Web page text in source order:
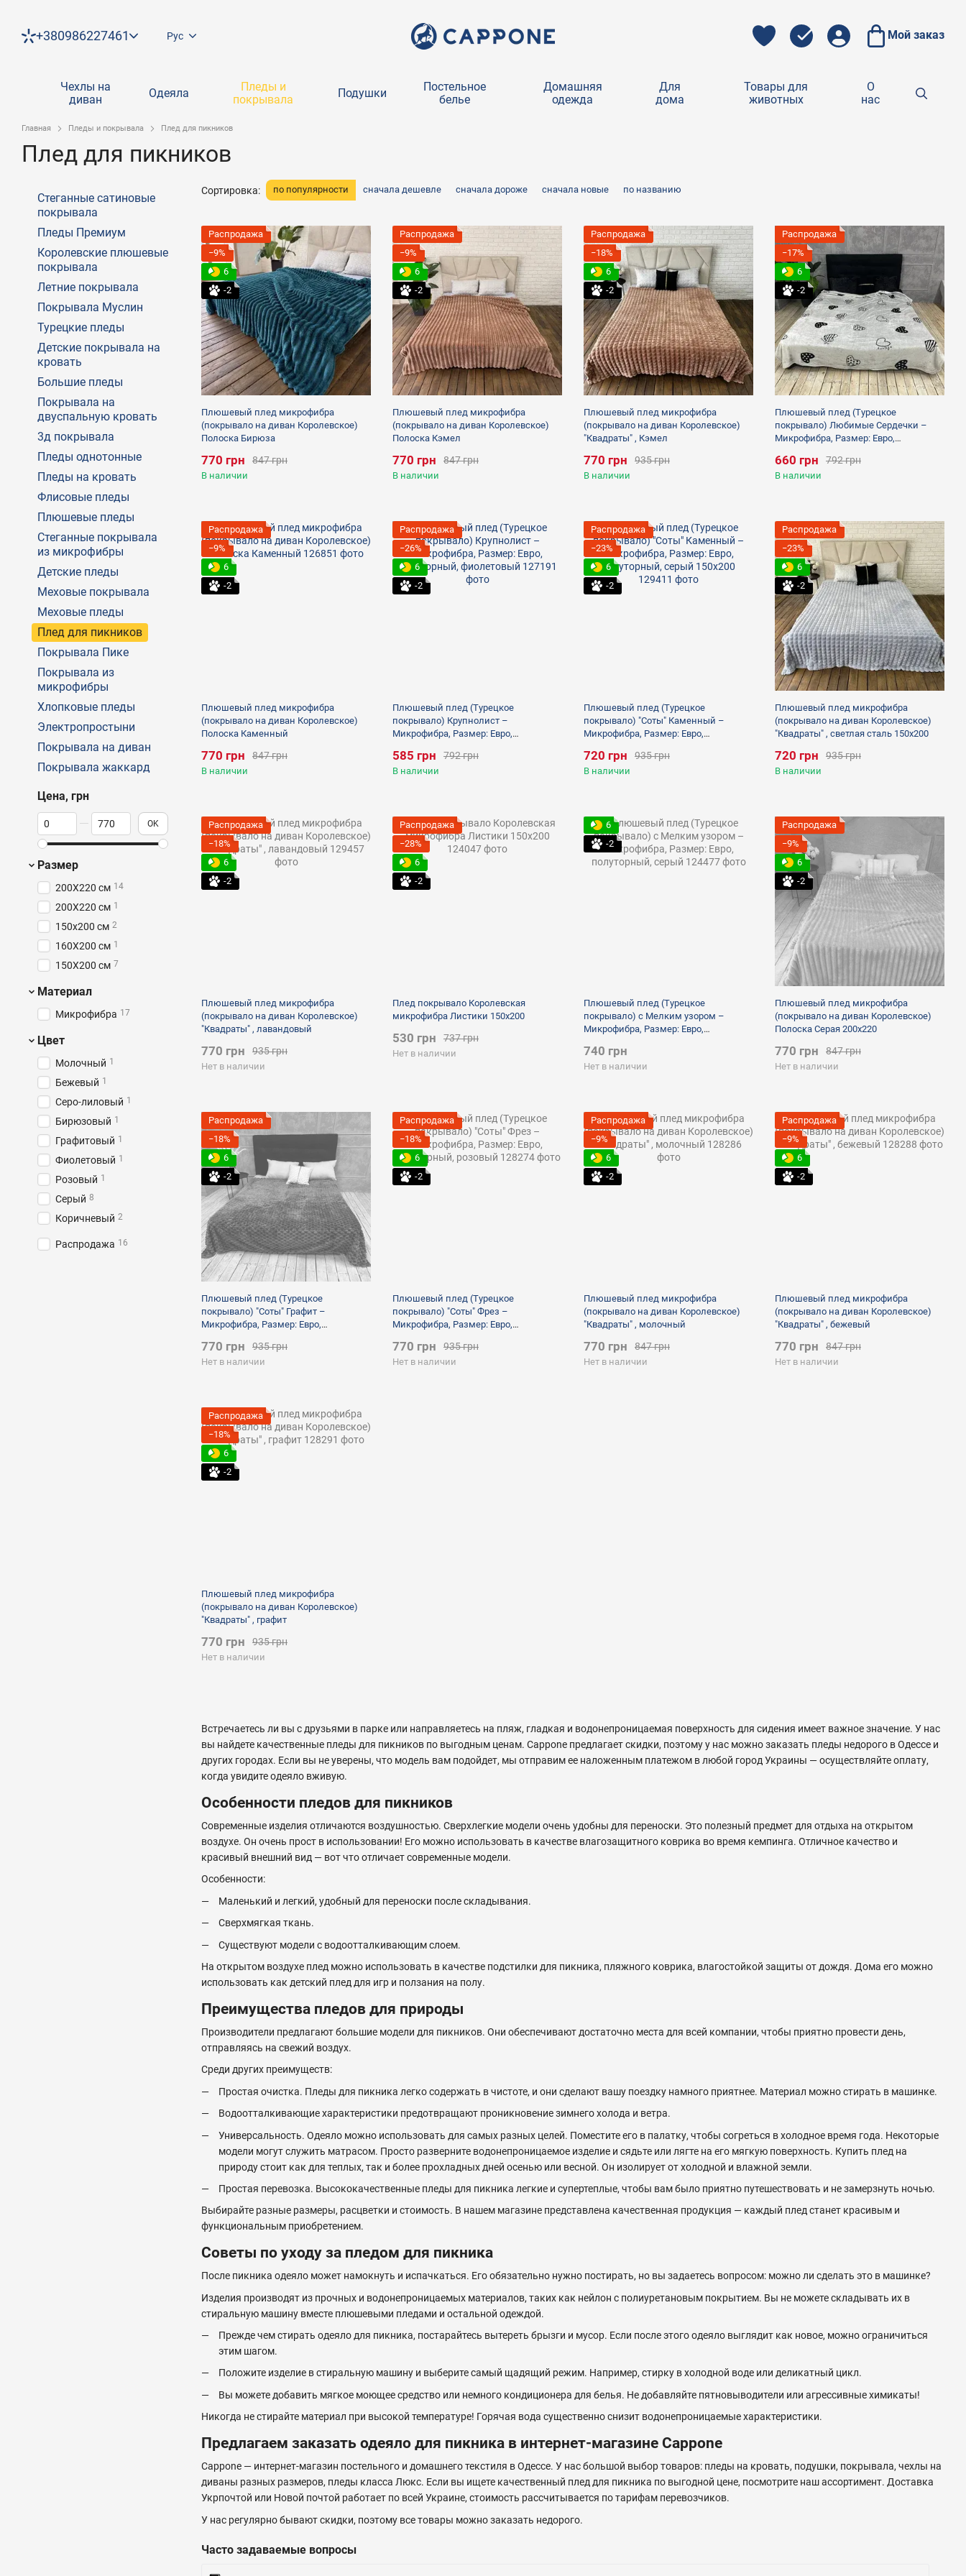
+380986227461 Рус Мой заказ
Чехлы на
диван
Одеяла
Пледы и
покрывала
Подушки
Постельное
белье
Домашняя
одежда
Для
дома
Товары для
животных
О
нас
Главная Пледы и покрывала Плед для пикников
Плед для пикников
Сортировка: по популярности сначала дешевле сначала дороже сначала новые по названию
Встречаетесь ли вы с друзьями в парке или направляетесь на пляж, гладкая и водонепроницаемая поверхность для сидения имеет важное значение. У нас
вы найдете качественные пледы для пикников по выгодным ценам. Cappone предлагает скидки, поэтому у нас можно заказать пледы недорого в Одессе и
других городах. Если вы не уверены, что модель вам подойдет, мы отправим ее наложенным платежом в любой город Украины — осуществляйте оплату,
когда увидите одеяло вживую.
Особенности пледов для пикников
Современные изделия отличаются воздушностью. Сверхлегкие модели очень удобны для переноски. Это полезный предмет для отдыха на открытом
воздухе. Он очень прост в использовании! Его можно использовать в качестве влагозащитного коврика во время кемпинга. Отличное качество и
красивый внешний вид — вот что отличает современные модели.
Особенности:
Маленький и легкий, удобный для переноски после складывания.
Сверхмягкая ткань.
Существуют модели с водоотталкивающим слоем.
На открытом воздухе плед можно использовать в качестве подстилки для пикника, пляжного коврика, влагостойкой защиты от дождя. Дома его можно
использовать как детский плед для игр и ползания на полу.
Преимущества пледов для природы
Производители предлагают большие модели для пикников. Они обеспечивают достаточно места для всей компании, чтобы приятно провести день,
отправляясь на свежий воздух.
Среди других преимуществ:
Простая очистка. Пледы для пикника легко содержать в чистоте, и они сделают вашу поездку намного приятнее. Материал можно стирать в машинке.
Водоотталкивающие характеристики предотвращают проникновение зимнего холода и ветра.
Универсальность. Одеяло можно использовать для самых разных целей. Поместите его в палатку, чтобы согреться в холодное время года. Некоторые
модели могут служить матрасом. Просто разверните водонепроницаемое изделие и сядьте или лягте на его мягкую поверхность. Купить плед на
природу стоит как для теплых, так и более прохладных дней осенью или весной. Он изолирует от холодной и влажной земли.
Простая перевозка. Высококачественные пледы для пикника легкие и супертеплые, чтобы вам было приятно путешествовать и не замерзнуть ночью.
Выбирайте разные размеры, расцветки и стоимость. В нашем магазине представлена качественная продукция — каждый плед станет красивым и
функциональным приобретением.
Советы по уходу за пледом для пикника
После пикника одеяло может намокнуть и испачкаться. Его обязательно нужно постирать, но вы задаетесь вопросом: можно ли сделать это в машинке?
Изделия производят из прочных и водонепроницаемых материалов, таких как нейлон с полиуретановым покрытием. Вы не можете складывать их в
стиральную машину вместе плюшевыми пледами и остальной одеждой.
Прежде чем стирать одеяло для пикника, постарайтесь вытереть брызги и мусор. Если после этого одеяло выглядит как новое, можно ограничиться
этим шагом.
Положите изделие в стиральную машину и выберите самый щадящий режим. Например, стирку в холодной воде или деликатный цикл.
Вы можете добавить мягкое моющее средство или немного кондиционера для белья. Не добавляйте пятновыводители или агрессивные химикаты!
Никогда не стирайте материал при высокой температуре! Горячая вода существенно снизит водонепроницаемые характеристики.
Предлагаем заказать одеяло для пикника в интернет-магазине Cappone
Cappone — интернет-магазин постельного и домашнего текстиля в Одессе. У нас большой выбор товаров: пледы на кровать, подушки, покрывала, чехлы на
диваны разных размеров, пледы класса Люкс. Если вы ищете качественный плед для пикника по выгодной цене, посмотрите наш ассортимент. Доставка
Укрпочтой или Новой почтой работает по всей Украине, стоимость рассчитывается по тарифам перевозчиков.
У нас регулярно бывают скидки, поэтому все товары можно заказать недорого.
Часто задаваемые вопросы
Распродажа
−9%
6
-2
Плюшевый плед микрофибра
(покрывало на диван Королевское)
Полоска Бирюза
847 грн
770 грн
В наличии
Распродажа
−9%
6
-2
Плюшевый плед микрофибра
(покрывало на диван Королевское)
Полоска Кэмел
847 грн
770 грн
В наличии
Распродажа
−18%
6
-2
Плюшевый плед микрофибра
(покрывало на диван Королевское)
"Квадраты" , Кэмел
935 грн
770 грн
В наличии
Распродажа
−17%
6
-2
Плюшевый плед (Турецкое
покрывало) Любимые Сердечки –
Микрофибра, Размер: Евро,
792 грн
660 грн
В наличии
Распродажа
−9%
6
-2
Плюшевый плед микрофибра
(покрывало на диван Королевское)
Полоска Каменный
847 грн
770 грн
В наличии
Распродажа
−26%
6
-2
Плюшевый плед (Турецкое
покрывало) Крупнолист –
Микрофибра, Размер: Евро,
792 грн
585 грн
В наличии
Распродажа
−23%
6
-2
Плюшевый плед (Турецкое
покрывало) "Соты" Каменный –
Микрофибра, Размер: Евро,
935 грн
720 грн
В наличии
Распродажа
−23%
6
-2
Плюшевый плед микрофибра
(покрывало на диван Королевское)
"Квадраты" , светлая сталь 150х200
935 грн
720 грн
В наличии
Распродажа
−18%
6
-2
Плюшевый плед микрофибра
(покрывало на диван Королевское)
"Квадраты" , лавандовый
935 грн
770 грн
Нет в наличии
Распродажа
−28%
6
-2
Плед покрывало Королевская
микрофибра Листики 150х200
737 грн
530 грн
Нет в наличии
6
-2
Плюшевый плед (Турецкое
покрывало) c Мелким узором –
Микрофибра, Размер: Евро,
740 грн
Нет в наличии
Распродажа
−9%
6
-2
Плюшевый плед микрофибра
(покрывало на диван Королевское)
Полоска Серая 200х220
847 грн
770 грн
Нет в наличии
Распродажа
−18%
6
-2
Плюшевый плед (Турецкое
покрывало) "Соты" Графит –
Микрофибра, Размер: Евро,
935 грн
770 грн
Нет в наличии
Распродажа
−18%
6
-2
Плюшевый плед (Турецкое
покрывало) "Соты" Фрез –
Микрофибра, Размер: Евро,
935 грн
770 грн
Нет в наличии
Распродажа
−9%
6
-2
Плюшевый плед микрофибра
(покрывало на диван Королевское)
"Квадраты" , молочный
847 грн
770 грн
Нет в наличии
Распродажа
−9%
6
-2
Плюшевый плед микрофибра
(покрывало на диван Королевское)
"Квадраты" , бежевый
847 грн
770 грн
Нет в наличии
Распродажа
−18%
6
-2
Плюшевый плед микрофибра
(покрывало на диван Королевское)
"Квадраты" , графит
935 грн
770 грн
Нет в наличии
Стеганные сатиновые
покрывала
Пледы Премиум
Королевские плюшевые
покрывала
Летние покрывала
Покрывала Муслин
Турецкие пледы
Детские покрывала на
кровать
Большие пледы
Покрывала на
двуспальную кровать
3д покрывала
Пледы однотонные
Пледы на кровать
Флисовые пледы
Плюшевые пледы
Стеганные покрывала
из микрофибры
Детские пледы
Меховые покрывала
Меховые пледы
Плед для пикников
Покрывала Пике
Покрывала из
микрофибры
Хлопковые пледы
Электропростыни
Покрывала на диван
Покрывала жаккард
Цена, грн
От Цена, грн
До Цена, грн OK
Размер
200X220 см 14
200Х220 см 1
150х200 см 2
160X200 см 1
150X200 см 7
Материал
Микрофибра 17
Цвет
Молочный 1
Бежевый 1
Серо-лиловый 1
Бирюзовый 1
Графитовый 1
Фиолетовый 1
Розовый 1
Серый 8
Коричневый 2
Распродажа 16